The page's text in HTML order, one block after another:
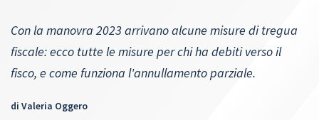
Con la manovra 2023 arrivano alcune misure di tregua
fiscale: ecco tutte le misure per chi ha debiti verso il
fisco, e come funziona l'annullamento parziale.
di Valeria Oggero